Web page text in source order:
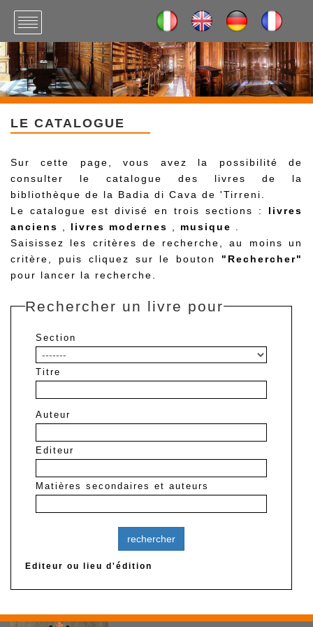
LE CATALOGUE
Sur cette page, vous avez la possibilité de
consulter le catalogue des livres de la
bibliothèque de la Badia di Cava de 'Tirreni.
Le catalogue est divisé en trois sections : livres
anciens
livres modernes musique
Saisissez les critères de recherche, au moins un
critère, puis cliquez sur le bouton "Rechercher"
pour lancer la recherche.
Rechercher un livre pour
Section
Titre
Auteur
Editeur
Matières secondaires et auteurs
Editeur ou lieu d'édition